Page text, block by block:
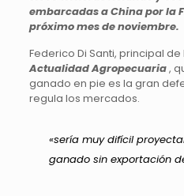
embarcadas a China por la
próximo mes de noviembre.
Federico Di Santi, principal
Actualidad Agropecuaria,
ganado en pie es la gran
regula los mercados.
«sería muy difícil
ganado sin exportación